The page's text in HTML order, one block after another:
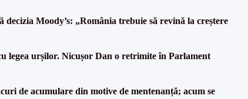
Moody’s: „România trebuie să revină la creștere
legea urșilor. Nicușor Dan o retrimite în Parlament
de acumulare din motive de mentenanță; acum se